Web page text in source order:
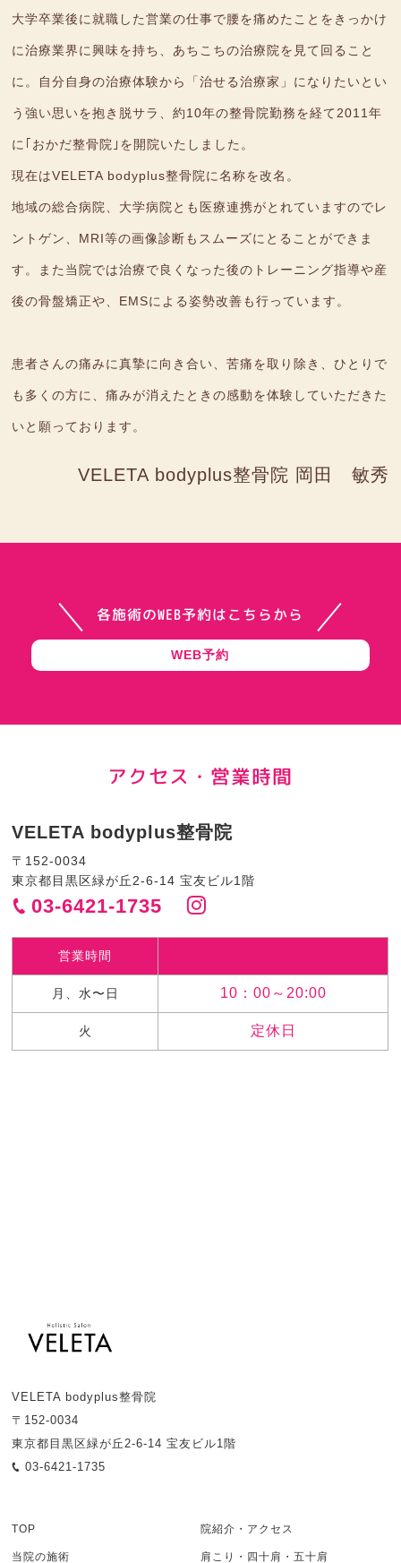
大学卒業後に就職した営業の仕事で腰を痛めたことをきっかけ
に治療業界に興味を持ち、あちこちの治療院を見て回ること
に。自分自身の治療体験から「治せる治療家」になりたいとい
う強い思いを抱き脱サラ、約10年の整骨院勤務を経て2011年
に｢おかだ整骨院｣を開院いたしました。
現在はVELETA bodyplus整骨院に名称を改名。
地域の総合病院、大学病院とも医療連携がとれていますのでレ
ントゲン、MRI等の画像診断もスムーズにとることができま
す。また当院では治療で良くなった後のトレーニング指導や産
後の骨盤矯正や、EMSによる姿勢改善も行っています。
患者さんの痛みに真摯に向き合い、苦痛を取り除き、ひとりで
も多くの方に、痛みが消えたときの感動を体験していただきた
いと願っております。
VELETA bodyplus整骨院 岡田 敏秀
各施術のWEB予約はこちらから
WEB予約
アクセス・営業時間
VELETA bodyplus整骨院
〒152-0034
東京都目黒区緑が丘2-6-14 宝友ビル1階
03-6421-1735
営業時間
月、水〜日 10：00～20:00
火 定休日
VELETA bodyplus整骨院
〒152-0034
東京都目黒区緑が丘2-6-14 宝友ビル1階
03-6421-1735
TOP 院紹介・アクセス
当院の施術 肩こり・四十肩・五十肩